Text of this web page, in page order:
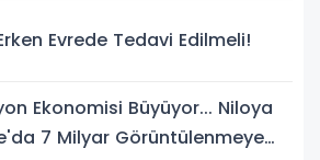
Evrede Tedavi Edilmeli!
Ekonomisi Büyüyor... Niloya
7 Milyar Görüntülenmeye